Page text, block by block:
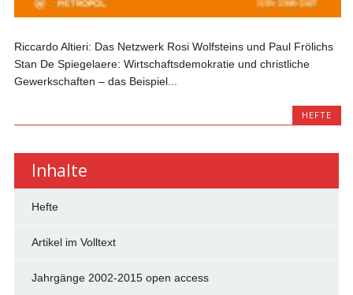
Riccardo Altieri: Das Netzwerk Rosi Wolfsteins und Paul Frölichs
Stan De Spiegelaere: Wirtschaftsdemokratie und christliche
Gewerkschaften – das Beispiel...
HEFTE
Inhalte
Hefte
Artikel im Volltext
Jahrgänge 2002-2015 open access